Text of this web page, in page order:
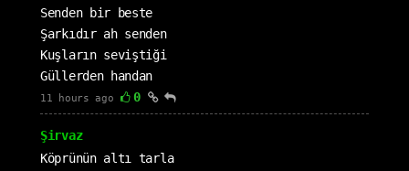
Senden bir beste
Şarkıdır ah senden
Kuşların seviştiği
Güllerden handan
11 hours ago 0
Şirvaz
Köprünün altı tarla